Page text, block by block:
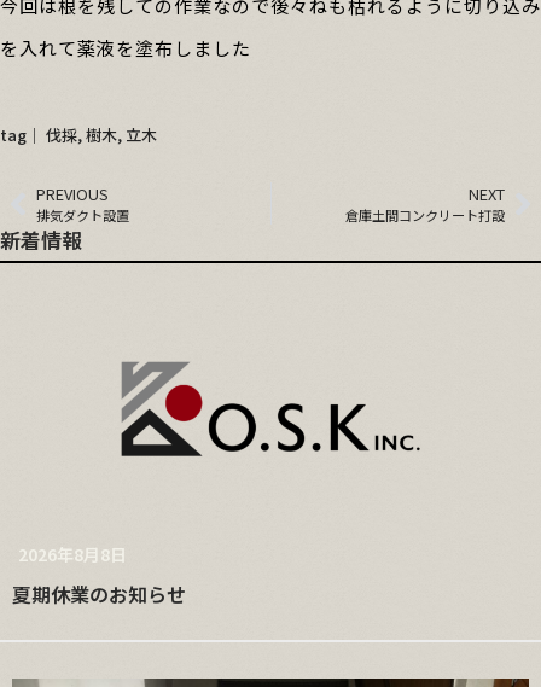
今回は根を残しての作業なので後々ねも枯れるように切り込み
を入れて薬液を塗布しました
tag│ 伐採,樹木, 立木
PREVIOUS
排気ダクト設置
NEXT
倉庫土間コンクリート打設
新着情報
2026年8月8日
夏期休業のお知らせ